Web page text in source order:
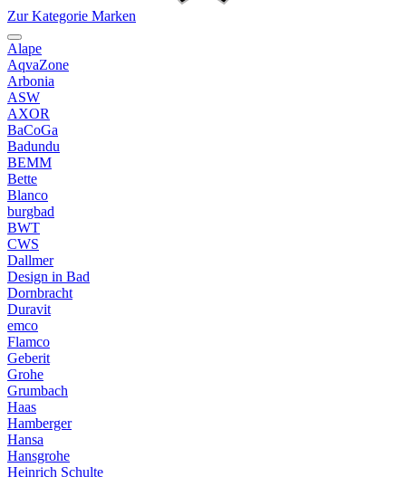
Zur Kategorie Marken
Alape
AqvaZone
Arbonia
ASW
AXOR
BaCoGa
Badundu
BEMM
Bette
Blanco
burgbad
BWT
CWS
Dallmer
Design in Bad
Dornbracht
Duravit
emco
Flamco
Geberit
Grohe
Grumbach
Haas
Hamberger
Hansa
Hansgrohe
Heinrich Schulte